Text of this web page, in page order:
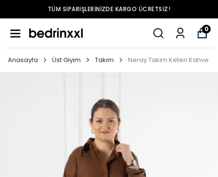
TÜM SIPARIŞLERINIZDE KARGO ÜCRETSIZ!
0
Anasayfa Üst Giyim Takım Neray Takim Keten Kahve